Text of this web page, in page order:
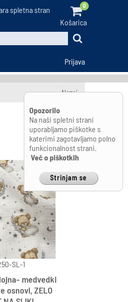
Opozorilo
Na naši spletni strani
uporabljamo piškotke s
katerimi zagotavljamo polno
funkcionalnost strani.
Več o piškotkih
Strinjam se
Košarica
0
spletna stran
Prijava
Nazaj
SL-1
medvedki
osnovi, ZELO